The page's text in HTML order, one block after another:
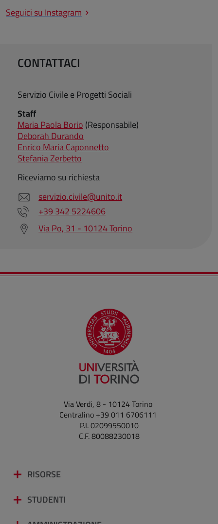
Seguici su Instagram
CONTATTACI
Servizio Civile e Progetti Sociali
Staff
Maria Paola Borio(Responsabile)
Deborah Durando
Enrico Maria Caponnetto
Stefania Zerbetto
Riceviamo su richiesta
servizio.civile@unito.it
+39 342 5224606
Via Po, 31 - 10124 Torino
Via Verdi, 8 - 10124 Torino
Centralino +39 011 6706111
P.I. 02099550010
C.F. 80088230018
RISORSE
STUDENTI